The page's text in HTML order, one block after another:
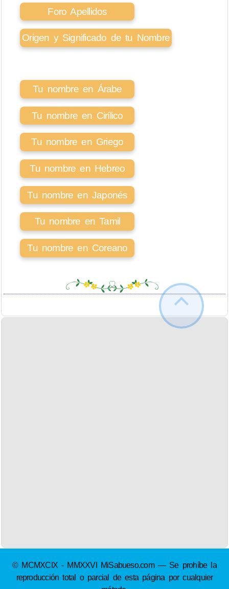
Foro Apellidos
Origen y Significado de tu Nombre
Tu nombre en Árabe
Tu nombre en Cirílico
Tu nombre en Griego
Tu nombre en Hebreo
Tu nombre en Japonés
Tu nombre en Tamil
Tu nombre en Coreano
© MCMXCIX - MMXXVI MiSabueso.com — Se prohíbe la
reproducción total o parcial de esta página por cualquier